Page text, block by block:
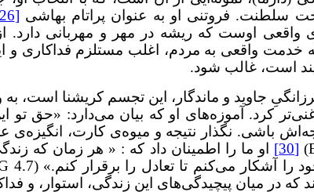
سلطنت. فروتنی او به عنوان پراتام بهاشی [26]
اوست که ریشه در مهر و مهربانی دارد. از
خدمت واقعی به مردم، اغلب مستلزم فداکاری و
است، غالب شود.
جاوید و ماندگار، این تجسم کریشنا است، به
کرد. آموزه‌های او که بیان می‌دارد: «حق تو
باشی. نگذار نتیجه‌ و میوه‌ی کارت، انگیزه‌ی
[30]
او ما را اطمینان داد که : « هر زمان که
که در میان پیچیدگی‌های این زندگی، استوار، و